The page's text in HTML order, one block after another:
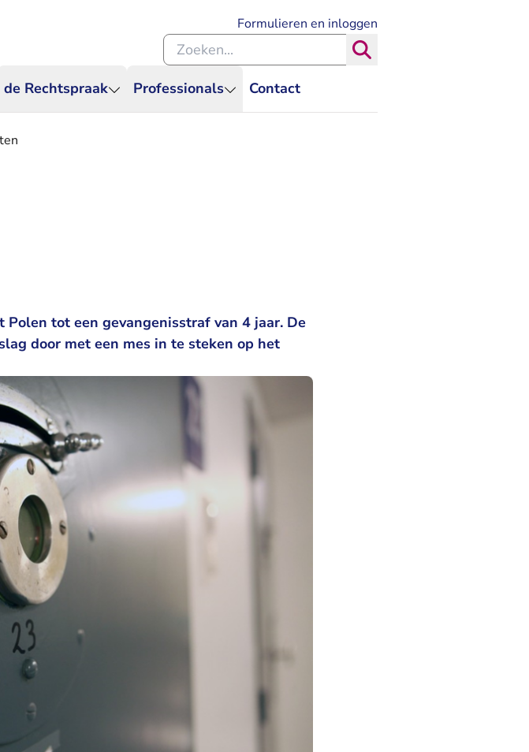
de Rechtspraak Professionals Contact
Formulieren en inloggen
Zoeken binnen de Rechtspraak
tot een gevangenisstraf van 4 jaar. De
door met een mes in te steken op het